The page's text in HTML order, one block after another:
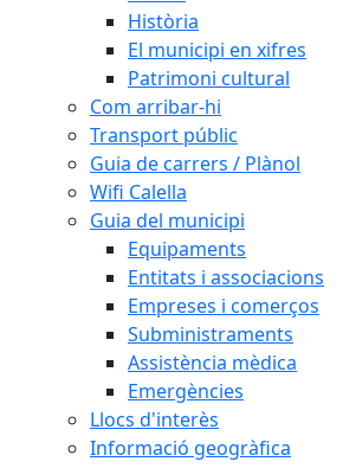
Història
El municipi en xifres
Patrimoni cultural
Com arribar-hi
Transport públic
Guia de carrers / Plànol
Wifi Calella
Guia del municipi
Equipaments
Entitats i associacions
Empreses i comerços
Subministraments
Assistència mèdica
Emergències
Llocs d'interès
Informació geogràfica